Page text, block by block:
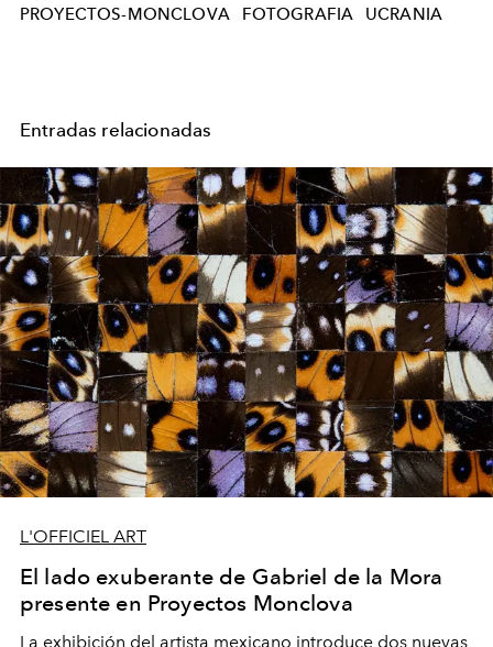
PROYECTOS-MONCLOVA FOTOGRAFIA UCRANIA
Entradas relacionadas
L'OFFICIEL ART
El lado exuberante de Gabriel de la Mora
presente en Proyectos Monclova
L a exhibición del artista mexicano introduce dos nuevas